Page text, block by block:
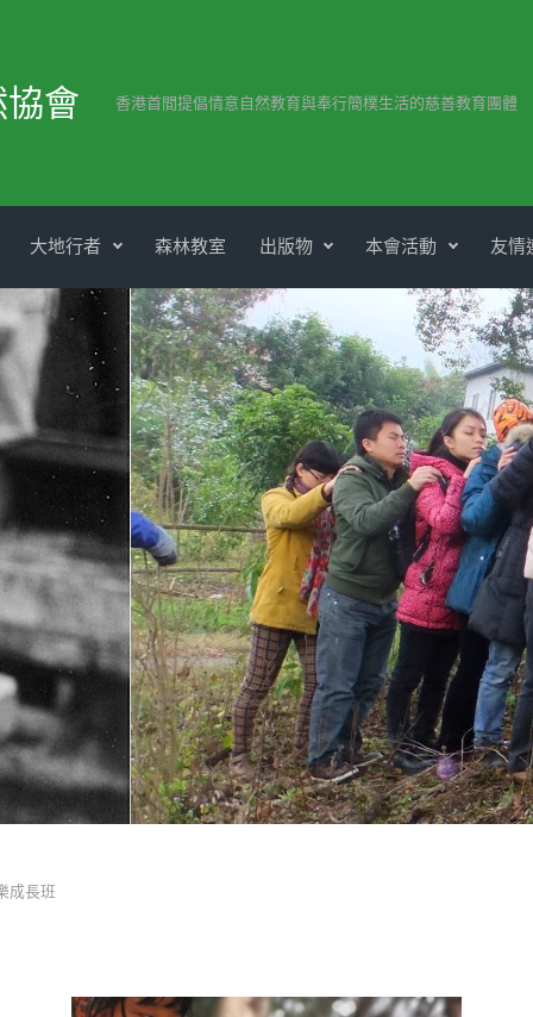
協會 香港首間提倡情意自然教育與奉行簡樸生活的慈善教育團體
大地行者 森林教室 出版物 本會活動 友情
成長班